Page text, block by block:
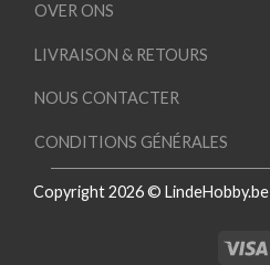
OVER ONS
LIVRAISON & RETOURS
NOUS CONTACTER
CONDITIONS GÉNÉRALES
Copyright 2026 © LindeHobby.be